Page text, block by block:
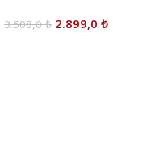
3.508,0₺ 2.899,0 ₺